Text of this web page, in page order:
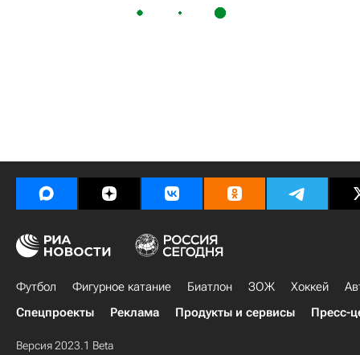
Футбол Фигурное катание Биатлон ЗОЖ Хоккей
Спецпроекты
Реклама Продукты и сервисы Пресс-
Версия 2023.1 Beta